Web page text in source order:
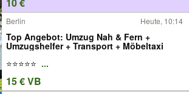
Berlin Heute, 10:14
Top Angebot: Umzug Nah & Fern +
Umzugshelfer + Transport + Möbeltaxi
⭐️⭐️⭐️⭐️⭐️ ...
15 € VB